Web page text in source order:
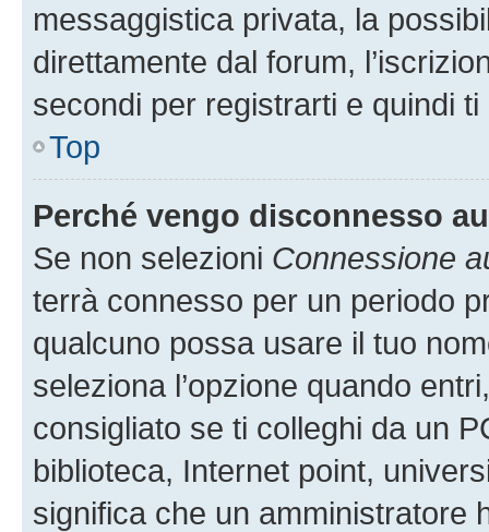
messaggistica privata, la
direttamente dal forum,
secondi per registrarti e quindi
Top
Perché vengo disconnesso
Se non selezioni Connessione
terrà connesso per un periodo
qualcuno possa usare il tuo
seleziona l’opzione quando
consigliato se ti colleghi da un
biblioteca, Internet point,
significa che un amministratore